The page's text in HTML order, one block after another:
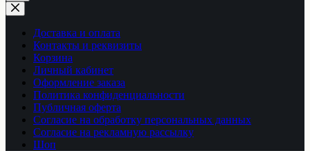
Ничего
не
найденоДоставка и оплата
Контакты и реквизиты
Корзина
Личный кабинет
Оформление заказа
Политика конфиденциальности
Публичная оферта
Согласие на обработку персональных данных
Согласие на рекламную рассылку
Шоп